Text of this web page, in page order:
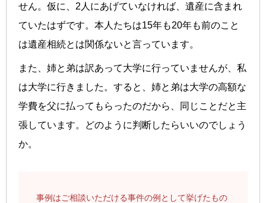
せん。仮に、2人にあげていなければ、遺産に含まれ
ていたはずです。本人たちは15年も20年も前のこと
は遺産相続とは関係ないと言っています。
また、姉と弟は訳あって大学に行っていませんが、私
は大学に行きました。すると、姉と弟は大学の高額な
学費を父に払ってもらったのだから、同じことだと主
張しています。どのように判断したらいいのでしょう
か。
事例はご相談いただける事件の例として挙げたもの